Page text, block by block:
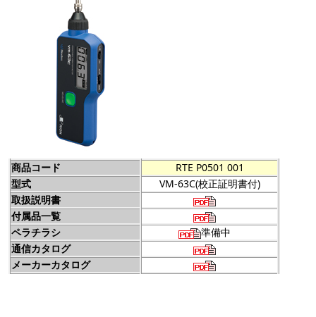
商品コード
RTE P0501 001
型式
VM-63C(校正証明書付)
取扱説明書
付属品一覧
ペラチラシ
準備中
通信カタログ
メーカーカタログ